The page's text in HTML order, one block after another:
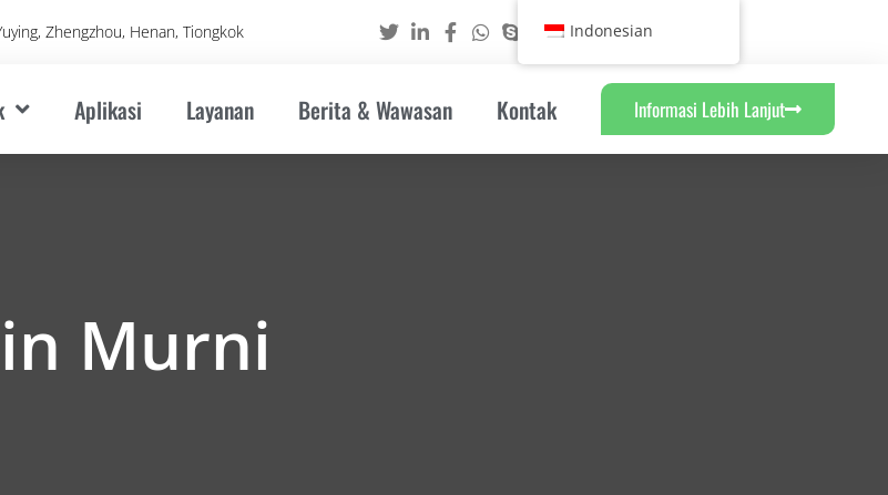
Zhengzhou, Henan, Tiongkok
Aplikasi Layanan Berita & Wawasan Kontak Informasi Lebih Lanjut
Murni
Indonesian